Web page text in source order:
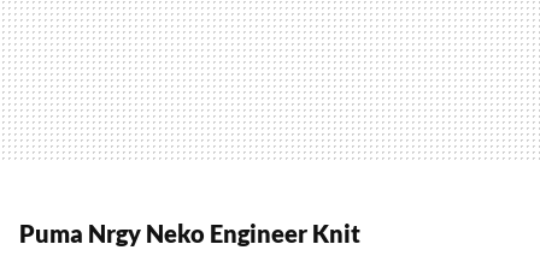
Puma Nrgy Neko Engineer Knit